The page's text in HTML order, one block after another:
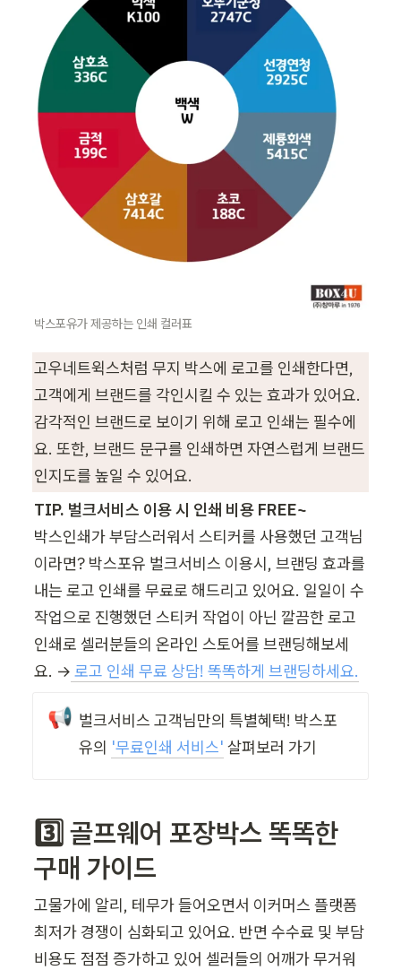
박스포유가 제공하는 인쇄 컬러표
고우네트윅스처럼 무지 박스에 로고를 인쇄한다면,
고객에게 브랜드를 각인시킬 수 있는 효과가 있어요.
감각적인 브랜드로 보이기 위해 로고 인쇄는 필수에
요. 또한, 브랜드 문구를 인쇄하면 자연스럽게 브랜드
인지도를 높일 수 있어요.
TIP. 벌크서비스 이용 시 인쇄 비용 FREE~
박스인쇄가 부담스러워서 스티커를 사용했던 고객님
이라면? 박스포유 벌크서비스 이용시, 브랜딩 효과를
내는 로고 인쇄를 무료로 해드리고 있어요. 일일이 수
작업으로 진행했던 스티커 작업이 아닌 깔끔한 로고
인쇄로 셀러분들의 온라인 스토어를 브랜딩해보세
요. → 로고 인쇄 무료 상담! 똑똑하게 브랜딩하세요.
📢 벌크서비스 고객님만의 특별혜택! 박스포
유의 '무료인쇄 서비스' 살펴보러 가기
3️⃣ 골프웨어 포장박스 똑똑한
구매 가이드
고물가에 알리, 테무가 들어오면서 이커머스 플랫폼
최저가 경쟁이 심화되고 있어요. 반면 수수료 및 부담
비용도 점점 증가하고 있어 셀러들의 어깨가 무거워